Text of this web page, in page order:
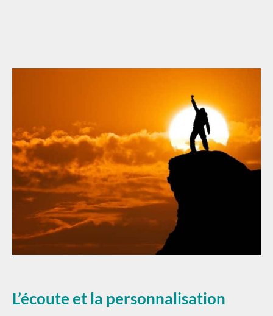
L’écoute et la personnalisation